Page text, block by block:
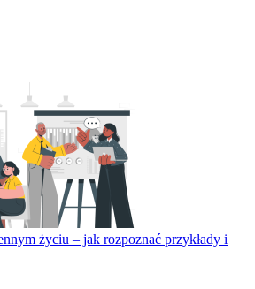
życiu – jak rozpoznać przykłady i